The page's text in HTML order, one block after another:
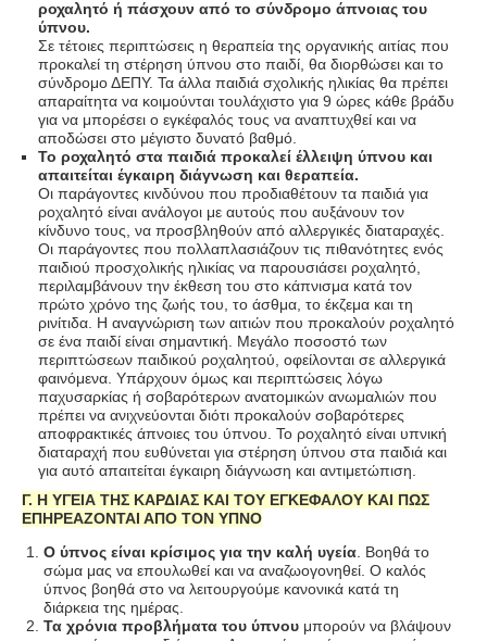
ροχαλητό ή πάσχουν από το σύνδρομο άπνοιας του
ύπνου.
Σε τέτοιες περιπτώσεις η θεραπεία της οργανικής αιτίας που
προκαλεί τη στέρηση ύπνου στο παιδί, θα διορθώσει και το
σύνδρομο ΔΕΠΥ. Τα άλλα παιδιά σχολικής ηλικίας θα πρέπει
απαραίτητα να κοιμούνται τουλάχιστο για 9 ώρες κάθε βράδυ
για να μπορέσει ο εγκέφαλός τους να αναπτυχθεί και να
αποδώσει στο μέγιστο δυνατό βαθμό.
Το ροχαλητό στα παιδιά προκαλεί έλλειψη ύπνου και
απαιτείται έγκαιρη διάγνωση και θεραπεία.
Οι παράγοντες κινδύνου που προδιαθέτουν τα παιδιά για
ροχαλητό είναι ανάλογοι με αυτούς που αυξάνουν τον
κίνδυνο τους, να προσβληθούν από αλλεργικές διαταραχές.
Οι παράγοντες που πολλαπλασιάζουν τις πιθανότητες ενός
παιδιού προσχολικής ηλικίας να παρουσιάσει ροχαλητό,
περιλαμβάνουν την έκθεση του στο κάπνισμα κατά τον
πρώτο χρόνο της ζωής του, το άσθμα, το έκζεμα και τη
ρινίτιδα. Η αναγνώριση των αιτιών που προκαλούν ροχαλητό
σε ένα παιδί είναι σημαντική. Μεγάλο ποσοστό των
περιπτώσεων παιδικού ροχαλητού, οφείλονται σε αλλεργικά
φαινόμενα. Υπάρχουν όμως και περιπτώσεις λόγω
παχυσαρκίας ή σοβαρότερων ανατομικών ανωμαλιών που
πρέπει να ανιχνεύονται διότι προκαλούν σοβαρότερες
αποφρακτικές άπνοιες του ύπνου. Το ροχαλητό είναι υπνική
διαταραχή που ευθύνεται για στέρηση ύπνου στα παιδιά και
για αυτό απαιτείται έγκαιρη διάγνωση και αντιμετώπιση.
Γ. Η ΥΓΕΙΑ ΤΗΣ ΚΑΡΔΙΑΣ ΚΑΙ ΤΟΥ ΕΓΚΕΦΑΛΟΥ ΚΑΙ ΠΩΣ
ΕΠΗΡΕΑΖΟΝΤΑΙ ΑΠΟ ΤΟΝ ΥΠΝΟ
Ο ύπνος είναι κρίσιμος για την καλή υγεία . Βοηθά το
σώμα μας να επουλωθεί και να αναζωογονηθεί. Ο καλός
ύπνος βοηθά στο να λειτουργούμε κανονικά κατά τη
διάρκεια της ημέρας.
Τα χρόνια προβλήματα του ύπνου μπορούν να βλάψουν